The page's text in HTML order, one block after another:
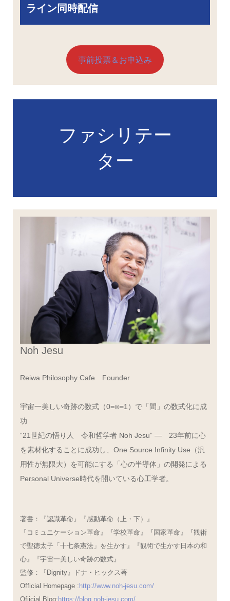
ライン同時配信
事前投票＆お申込み
ファシリテー
ター
Noh Jesu
Reiwa Philosophy Cafe Founder
宇宙一美しい奇跡の数式（0=∞=1）で「間」の数式化に成
功
“21世紀の悟り人 令和哲学者 Noh Jesu” ― 23年前に心
を素材化することに成功し、One Source Infinity Use（汎
用性が無限大）を可能にする「心の半導体」の開発による
Personal Universe時代を開いている心工学者。
著書：『認識革命』『感動革命（上・下）』
『コミュニケーション革命』『学校革命』『国家革命』『観術
で聖徳太子「十七条憲法」を生かす』『観術で生かす日本の和
心』『宇宙一美しい奇跡の数式』
監修：『Dignity』ドナ・ヒックス著
Official Homepage : http://www.noh-jesu.com/
Ofiicial Blog: https://blog.noh-jesu.com/